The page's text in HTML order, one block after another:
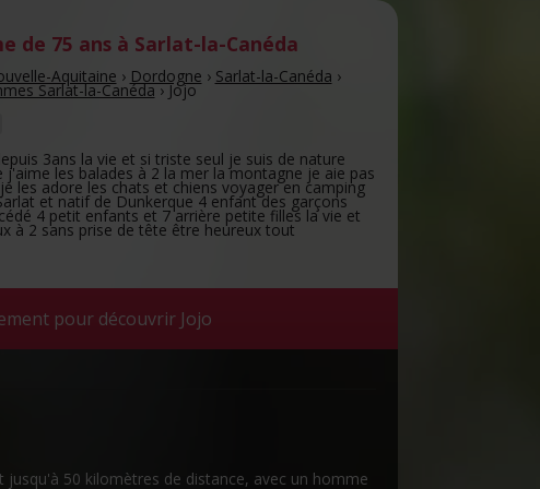
de 75 ansà Sarlat-la-Canéda
Aquitaine › Dordogne › Sarlat-la-Canéda ›
Sarlat-la-Canéda›Jojo
3ans la vie et si triste seul je suis de nature
j'aime les balades à 2 la mer la montagne je aie pas
les adore les chats et chiens voyager en camping
et natif de Dunkerque 4 enfant des garçons
4 petit enfants et 7 arrière petite filles la vie et
à 2 sans prise de tête être heureux tout
pour découvrir Jojo
jusqu'à 50 kilomètres de distance, avec un homme